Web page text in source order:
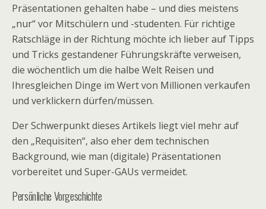
Präsentationen gehalten habe – und dies meistens
„nur“ vor Mitschülern und -studenten. Für richtige
Ratschläge in der Richtung möchte ich lieber auf Tipps
und Tricks gestandener Führungskräfte verweisen,
die wöchentlich um die halbe Welt Reisen und
Ihresgleichen Dinge im Wert von Millionen verkaufen
und verklickern dürfen/müssen.
Der Schwerpunkt dieses Artikels liegt viel mehr auf
den „Requisiten“, also eher dem technischen
Background, wie man (digitale) Präsentationen
vorbereitet und Super-GAUs vermeidet.
Persönliche Vorgeschichte